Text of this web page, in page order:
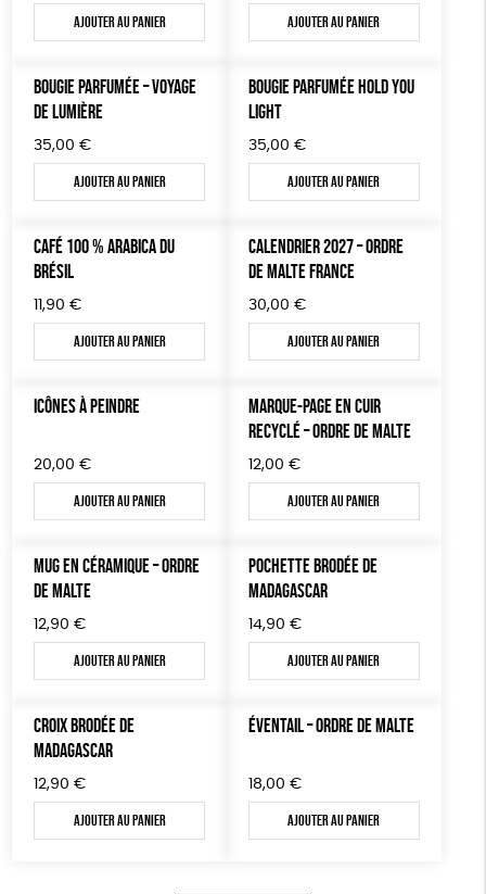
Ajouter au panier Ajouter au panier
BOUGIE PARFUMÉE – VOYAGE
DE LUMIÈRE
35,00 €
Ajouter au panier
BOUGIE PARFUMÉE HOLD YOU
LIGHT
35,00 €
Ajouter au panier
CAFÉ 100 % ARABICA DU
BRÉSIL
11,90 €
Ajouter au panier
CALENDRIER 2027 – ORDRE
DE MALTE FRANCE
30,00 €
Ajouter au panier
ICÔNES À PEINDRE
20,00 €
Ajouter au panier
MARQUE-PAGE EN CUIR
RECYCLÉ – ORDRE DE MALTE
12,00 €
Ajouter au panier
MUG EN CÉRAMIQUE – ORDRE
DE MALTE
12,90 €
Ajouter au panier
POCHETTE BRODÉE DE
MADAGASCAR
14,90 €
Ajouter au panier
CROIX BRODÉE DE
MADAGASCAR
12,90 €
Ajouter au panier
ÉVENTAIL – ORDRE DE MALTE
18,00 €
Ajouter au panier